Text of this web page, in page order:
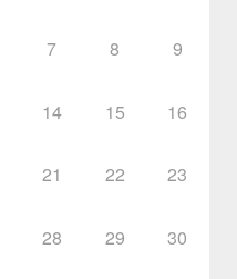
7 8 9
14 15 16
21 22 23
28 29 30